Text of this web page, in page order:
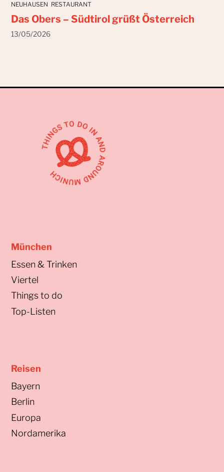
NEUHAUSEN RESTAURANT
Das Obers – Südtirol grüßt Österreich
13/05/2026
München
Essen & Trinken
Viertel
Things to do
Top-Listen
Reisen
Bayern
Berlin
Europa
Nordamerika